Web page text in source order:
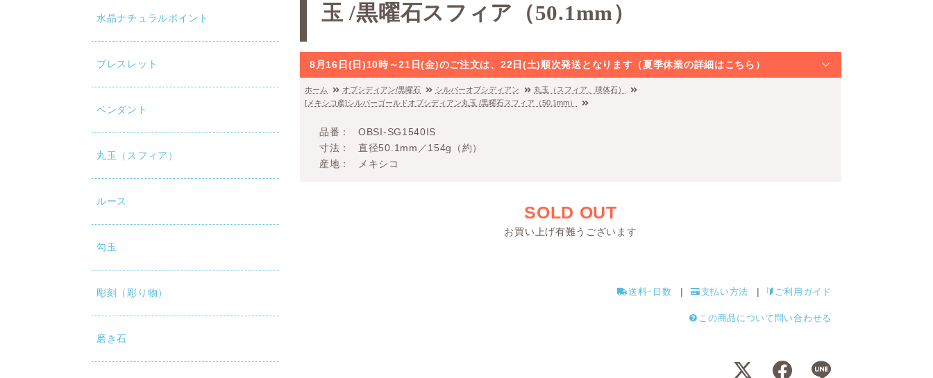
水晶ナチュラルポイント
ブレスレット
ペンダント
丸玉（スフィア）
ルース
勾玉
彫刻（彫り物）
磨き石
玉 /黒曜石スフィア（50.1mm）
8月16日(日)10時～21日(金)のご注文は、22日(土)順次発送となります（夏季休業の詳細はこちら）
ホーム オブシディアン/黒曜石 シルバーオブシディアン
丸玉（スフィア、球体石）
[メキシコ産]シルバーゴールドオブシディアン丸玉 /黒曜石スフィア（50.1mm）
品番
OBSI-SG1540IS
寸法
直径50.1mm／154g（約）
産地
メキシコ
SOLD OUT
お買い上げ有難うございます
送料･日数 支払い方法 ご利用ガイド
この商品について問い合わせる